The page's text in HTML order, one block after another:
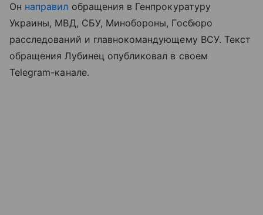
Он направил обращения в Генпрокуратуру
Украины, МВД, СБУ, Минобороны, Госбюро
расследований и главнокомандующему ВСУ. Текст
обращения Лубинец опубликовал в своем
Telegram-канале.